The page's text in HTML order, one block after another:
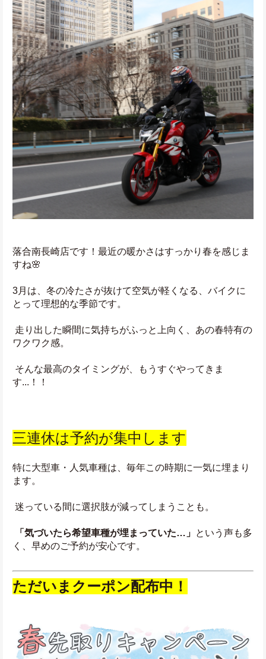
落合南長崎店です！最近の暖かさはすっかり春を感じま
すね🌸
3月は、冬の冷たさが抜けて空気が軽くなる、バイクに
とって理想的な季節です。
ワクワク感。
す...！！
三連休は予約が集中します
特に大型車・人気車種は、毎年この時期に一気に埋まり
ます。
迷っている間に選択肢が減ってしまうことも。
「気づいたら希望車種が埋まっていた…」 という声も多
く、早めのご予約が安心です。
ただいまクーポン配布中！